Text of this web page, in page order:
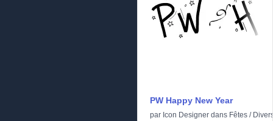
PW Happy New Year
par Icon Designer dans Fêtes /